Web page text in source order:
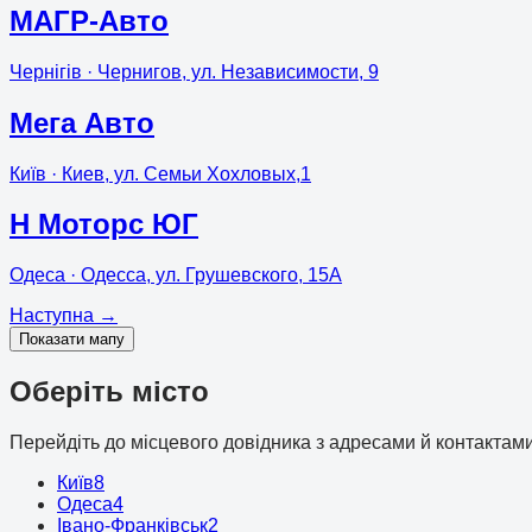
МАГР-Авто
Чернігів · Чернигов, ул. Независимости, 9
Мега Авто
Київ · Киев, ул. Семьи Хохловых,1
Н Моторс ЮГ
Одеса · Одесса, ул. Грушевского, 15А
Наступна →
Показати мапу
Оберіть місто
Перейдіть до місцевого довідника з адресами й
Київ8
Одеса4
Івано-Франківськ2